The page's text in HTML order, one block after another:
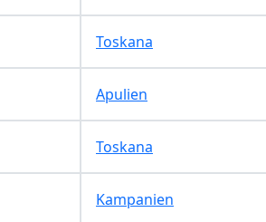
Toskana
Apulien
Toskana
Kampanien